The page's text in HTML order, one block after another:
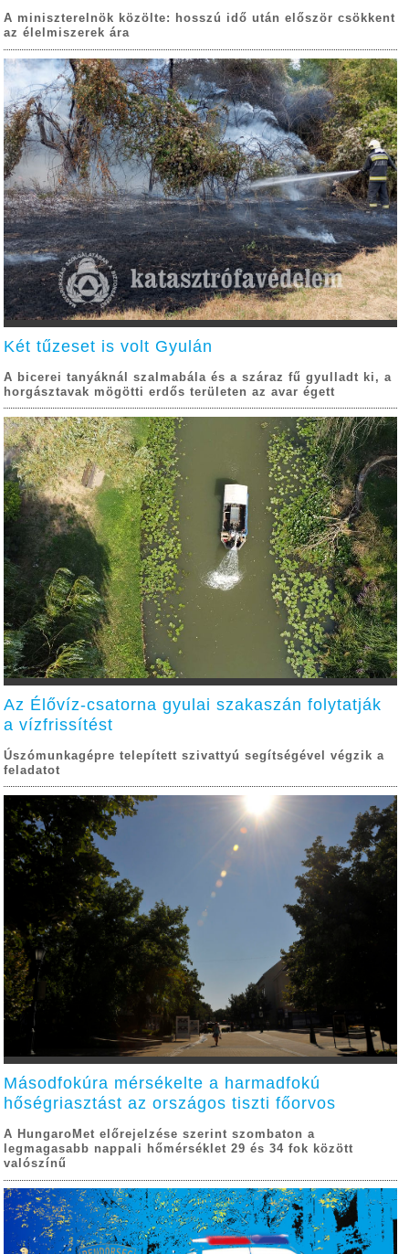
A miniszterelnök közölte: hosszú idő után először csökkent
az élelmiszerek ára
Két tűzeset is volt Gyulán
A bicerei tanyáknál szalmabála és a száraz fű gyulladt ki, a
horgásztavak mögötti erdős területen az avar égett
Az Élővíz-csatorna gyulai szakaszán folytatják
a vízfrissítést
Úszómunkagépre telepített szivattyú segítségével végzik a
feladatot
Másodfokúra mérsékelte a harmadfokú
hőségriasztást az országos tiszti főorvos
A HungaroMet előrejelzése szerint szombaton a
legmagasabb nappali hőmérséklet 29 és 34 fok között
valószínű